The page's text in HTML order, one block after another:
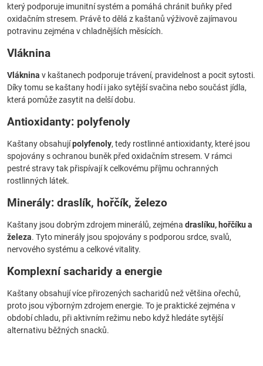
který podporuje imunitní systém a pomáhá chránit buňky před
oxidačním stresem. Právě to dělá z kaštanů výživově zajímavou
potravinu zejména v chladnějších měsících.
Vláknina
Vláknina v kaštanech podporuje trávení, pravidelnost a pocit sytosti.
Díky tomu se kaštany hodí i jako sytější svačina nebo součást jídla,
která pomůže zasytit na delší dobu.
Antioxidanty: polyfenoly
Kaštany obsahujípolyfenoly, tedy rostlinné antioxidanty, které jsou
spojovány s ochranou buněk před oxidačním stresem. V rámci
pestré stravy tak přispívají k celkovému příjmu ochranných
rostlinných látek.
Minerály: draslík, hořčík, železo
Kaštany jsou dobrým zdrojem minerálů, zejména draslíku, hořčíku a
železa. Tyto minerály jsou spojovány s podporou srdce, svalů,
nervového systému a celkové vitality.
Komplexní sacharidy a energie
Kaštany obsahují více přirozených sacharidů než většina ořechů,
proto jsou výborným zdrojem energie. To je praktické zejména v
období chladu, při aktivním režimu nebo když hledáte sytější
alternativu běžných snacků.